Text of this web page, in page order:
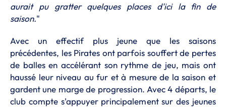
aurait pu gratter quelques places d'ici la fin de
saison."
Avec un effectif plus jeune que les saisons
précédentes, les Pirates ont parfois souffert de pertes
de balles en accélérant son rythme de jeu, mais ont
haussé leur niveau au fur et à mesure de la saison et
gardent une marge de progression. Avec 4 départs, le
club compte s'appuyer principalement sur des jeunes